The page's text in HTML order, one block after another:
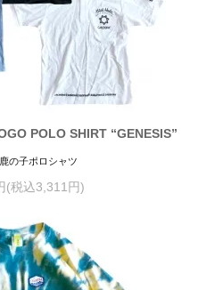
POLO SHIRT “GENESIS”
の子ポロシャツ
(税込3,311円)